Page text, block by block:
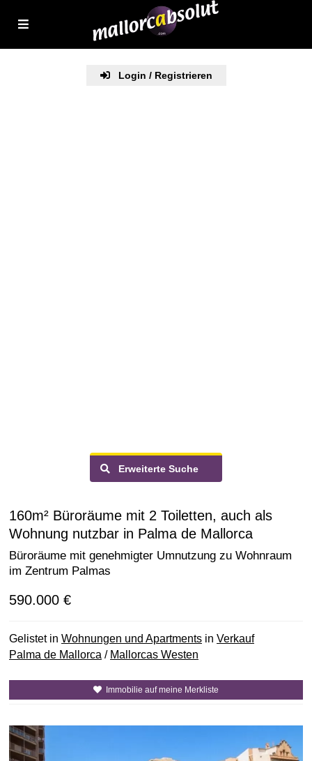
Login / Registrieren
Erweiterte Suche
160m² Büroräume mit 2 Toiletten, auch als
Wohnung nutzbar in Palma de Mallorca
Büroräume mit genehmigter Umnutzung zu Wohnraum
im Zentrum Palmas
590.000 €
Gelistet in Wohnungen und Apartments in Verkauf
Palma de Mallorca / Mallorcas Westen
Immobilie auf meine Merkliste